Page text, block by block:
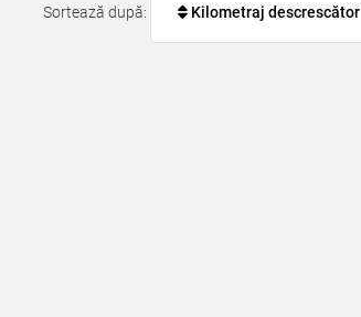
Sortează după: Kilometraj descrescător